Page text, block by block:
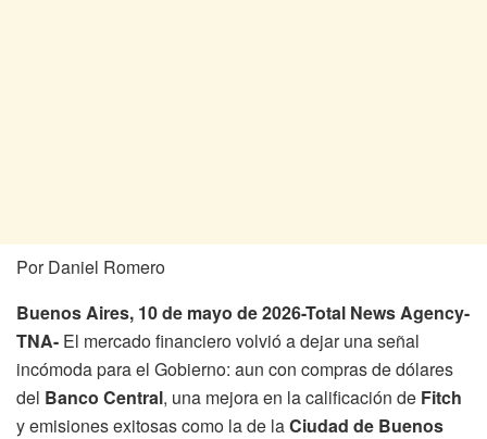
Por Daniel Romero
Buenos Aires, 10 de mayo de 2026-Total News Agency-
TNA- El mercado financiero volvió a dejar una señal
incómoda para el Gobierno: aun con compras de dólares
del Banco Central, una mejora en la calificación de Fitch
y emisiones exitosas como la de laCiudad de Buenos